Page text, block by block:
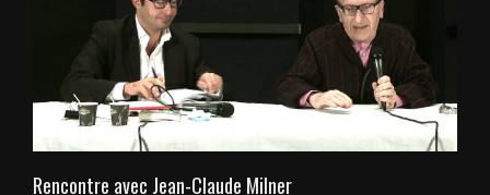
Rencontre avec Jean-Claude Milner